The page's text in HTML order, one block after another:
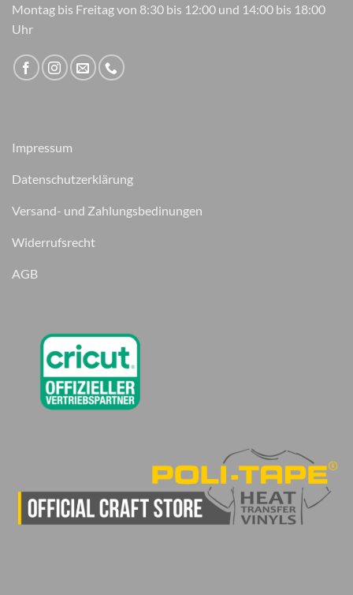
Montag bis Freitag von 8:30 bis 12:00 und 14:00 bis 18:00
Uhr
Impressum
Datenschutzerklärung
Versand- und Zahlungsbedinungen
Widerrufsrecht
AGB